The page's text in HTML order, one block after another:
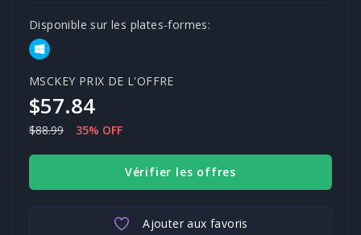
Catégorie :-
Disponible sur les plates-formes:
MSCKEY PRIX DE L'OFFRE
$57.84
$88.99 35% OFF
Vérifier les offres
Ajouter aux favoris